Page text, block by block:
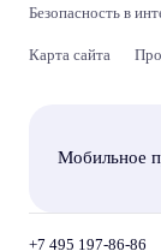
Безопасность в
Карта сайта
Мобильное
+7 495 197-86-86